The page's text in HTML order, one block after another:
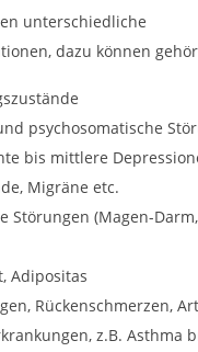
unterschiedliche
dazu können
psychosomatische
bis mittlere
Migräne etc.
Störungen (Magen-
Adipositas
Rückenschmerzen,
z.B. Asthma